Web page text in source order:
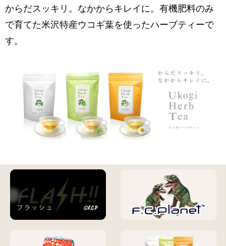
からだスッキリ。なかからキレイに。有機肥料のみ
で育てた米沢特産ウコギ葉を使ったハーブティーで
す。